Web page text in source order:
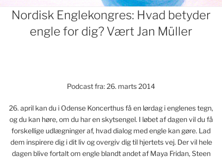
Nordisk Englekongres: Hvad betyder
engle for dig? Vært Jan Müller
Podcast fra: 26. marts 2014
26. april kan du i Odense Koncerthus få en lørdag i englenes tegn,
og du kan høre, om du har en skytsengel. I løbet af dagen vil du få
forskellige udlægninger af, hvad dialog med engle kan gøre. Lad
dem inspirere dig i dit liv og overgiv dig til hjertets vej. Der vil hele
dagen blive fortalt om engle blandt andet af Maya Fridan, Steen
Indlægsnavigation